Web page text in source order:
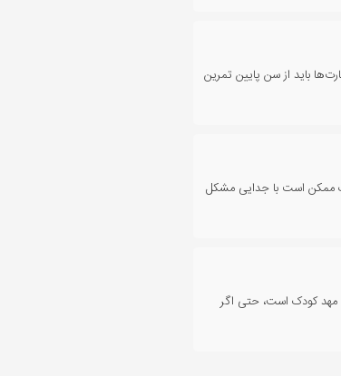
باید از سن پایین تمرین
ممکن است با جدایی مشکل
مهد کودک است، حتی اگر